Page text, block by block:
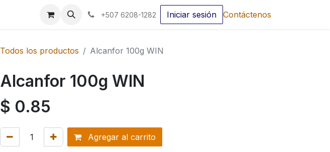
+507 6208-1282 Iniciar sesión Contáctenos
Todos los productos Alcanfor 100g WIN
Alcanfor 100g WIN
$ 0.85
Agregar al carrito